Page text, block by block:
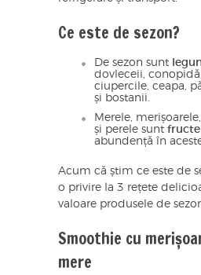
Ce este de sezon?
De sezon sunt
dovleceii,
ciupercile, ceapa,
și bostanii.
Merele,
și perele sunt
abundență în
Acum că știm ce este de
o privire la 3 rețete
valoare produsele de
Smoothie cu
mere